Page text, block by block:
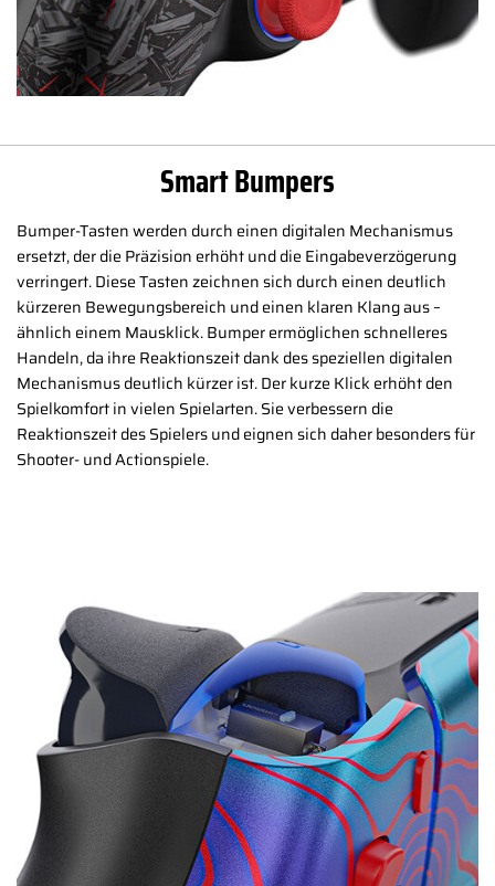
Smart Bumpers
Bumper-Tasten werden durch einen digitalen Mechanismus
ersetzt, der die Präzision erhöht und die Eingabeverzögerung
verringert. Diese Tasten zeichnen sich durch einen deutlich
kürzeren Bewegungsbereich und einen klaren Klang aus –
ähnlich einem Mausklick. Bumper ermöglichen schnelleres
Handeln, da ihre Reaktionszeit dank des speziellen digitalen
Mechanismus deutlich kürzer ist. Der kurze Klick erhöht den
Spielkomfort in vielen Spielarten. Sie verbessern die
Reaktionszeit des Spielers und eignen sich daher besonders für
Shooter- und Actionspiele.